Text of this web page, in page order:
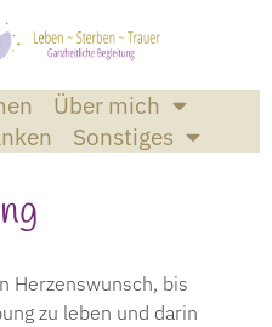
Über mich
Sonstiges
Herzenswunsch, bis
zu leben und darin